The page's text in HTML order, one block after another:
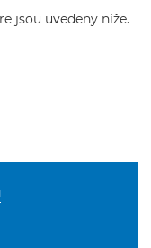
jsou uvedeny níže.